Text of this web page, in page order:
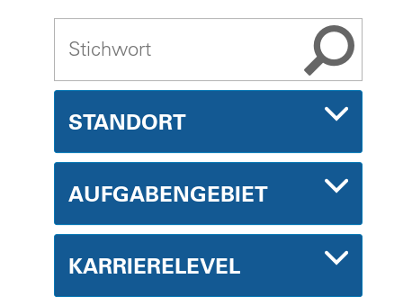
STANDORT
AUFGABENGEBIET
KARRIERELEVEL